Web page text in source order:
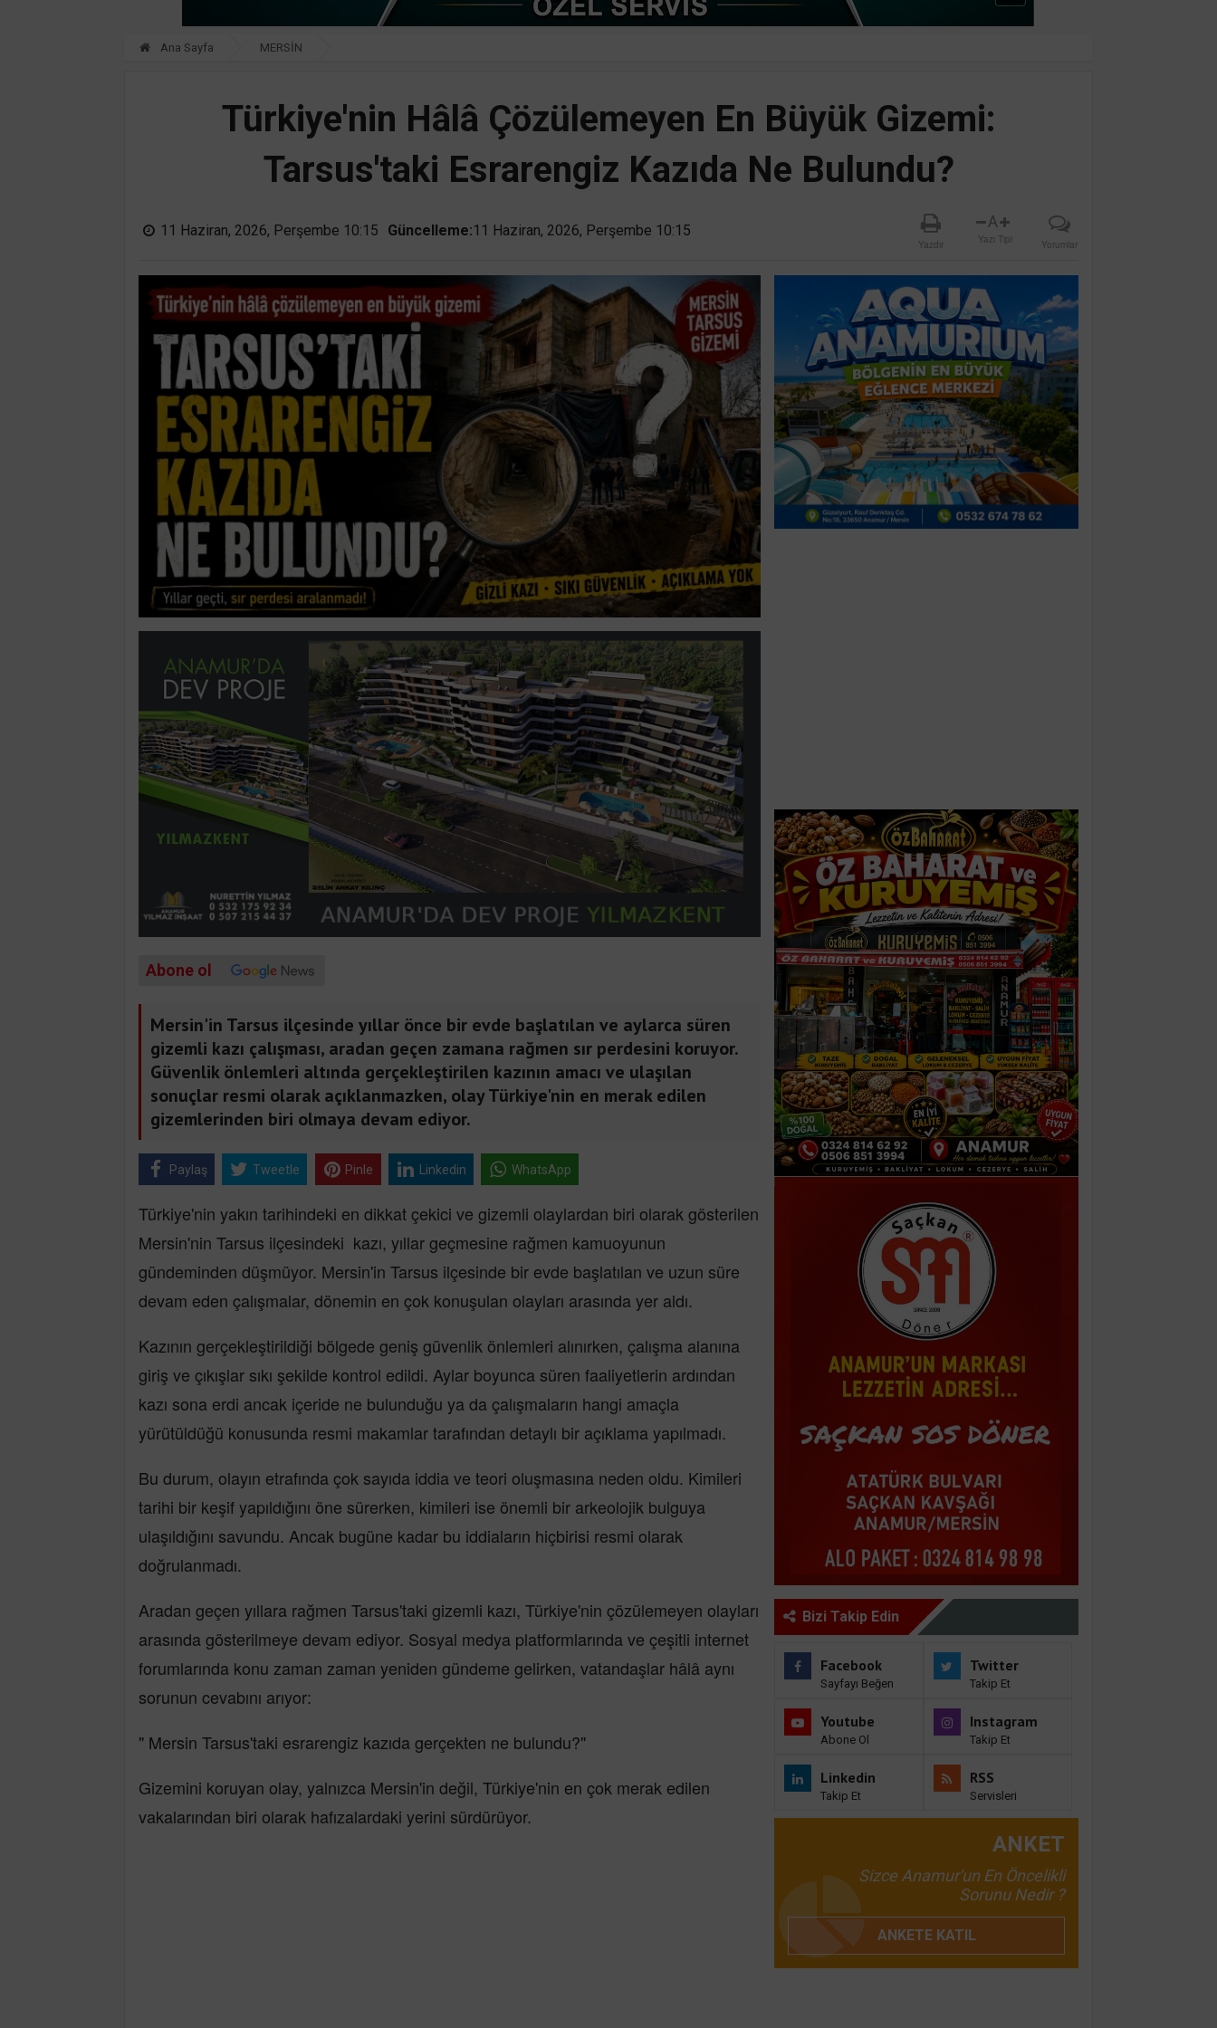
Ana Sayfa MERSİN
Türkiye'nin Hâlâ Çözülemeyen En Büyük Gizemi:
Tarsus'taki Esrarengiz Kazıda Ne Bulundu?
11 Haziran, 2026, Perşembe 10:15 Güncelleme:11 Haziran, 2026, Perşembe 10:15
Yazdır
A
Yazı Tipi Yorumlar
Abone ol
Mersin'in Tarsus ilçesinde yıllar önce bir evde başlatılan ve aylarca süren
gizemli kazı çalışması, aradan geçen zamana rağmen sır perdesini koruyor.
Güvenlik önlemleri altında gerçekleştirilen kazının amacı ve ulaşılan
sonuçlar resmi olarak açıklanmazken, olay Türkiye'nin en merak edilen
gizemlerinden biri olmaya devam ediyor.
Paylaş Tweetle Pinle Linkedin WhatsApp
Türkiye'nin yakın tarihindeki en dikkat çekici ve gizemli olaylardan biri olarak gösterilen
Mersin'nin Tarsus ilçesindeki kazı, yıllar geçmesine rağmen kamuoyunun
gündeminden düşmüyor. Mersin'in Tarsus ilçesinde bir evde başlatılan ve uzun süre
devam eden çalışmalar, dönemin en çok konuşulan olayları arasında yer aldı.
Kazının gerçekleştirildiği bölgede geniş güvenlik önlemleri alınırken, çalışma alanına
giriş ve çıkışlar sıkı şekilde kontrol edildi. Aylar boyunca süren faaliyetlerin ardından
kazı sona erdi ancak içeride ne bulunduğu ya da çalışmaların hangi amaçla
yürütüldüğü konusunda resmi makamlar tarafından detaylı bir açıklama yapılmadı.
Bu durum, olayın etrafında çok sayıda iddia ve teori oluşmasına neden oldu. Kimileri
tarihi bir keşif yapıldığını öne sürerken, kimileri ise önemli bir arkeolojik bulguya
ulaşıldığını savundu. Ancak bugüne kadar bu iddiaların hiçbirisi resmi olarak
doğrulanmadı.
Aradan geçen yıllara rağmen Tarsus'taki gizemli kazı, Türkiye'nin çözülemeyen olayları
arasında gösterilmeye devam ediyor. Sosyal medya platformlarında ve çeşitli internet
forumlarında konu zaman zaman yeniden gündeme gelirken, vatandaşlar hâlâ aynı
sorunun cevabını arıyor:
" Mersin Tarsus'taki esrarengiz kazıda gerçekten ne bulundu?"
Gizemini koruyan olay, yalnızca Mersin'in değil, Türkiye'nin en çok merak edilen
vakalarından biri olarak hafızalardaki yerini sürdürüyor.
Bizi Takip Edin
Facebook
Sayfayı Beğen
Twitter
Takip Et
Youtube
Abone Ol
Instagram
Takip Et
Linkedin
Takip Et
RSS
Servisleri
ANKET
Sizce Anamur'un En Öncelikli
Sorunu Nedir ?
ANKETE KATIL